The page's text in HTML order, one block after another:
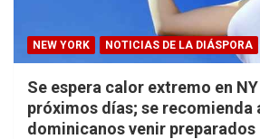
NEW YORK NOTICIAS DE LA DIÁSPORA
Se espera calor extremo en
próximos días; se recomienda
dominicanos venir preparados